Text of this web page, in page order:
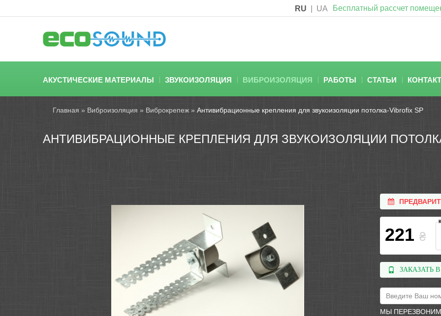
RU UA Бесплатный рассчет
АКУСТИЧЕСКИЕ МАТЕРИАЛЫ ЗВУКОИЗОЛЯЦИЯ ВИБРОИЗОЛЯЦИЯ РАБОТЫ СТАТЬИ
Главная » Виброизоляция » Виброкрепеж » Антивибрационные крепления для звукоизоляции потолка-Vibrofix SP
АНТИВИБРАЦИОННЫЕ КРЕПЛЕНИЯ ДЛЯ ЗВУКОИЗОЛЯЦИИ
221 ₴
ЗАКАЗАТЬ
МЫ